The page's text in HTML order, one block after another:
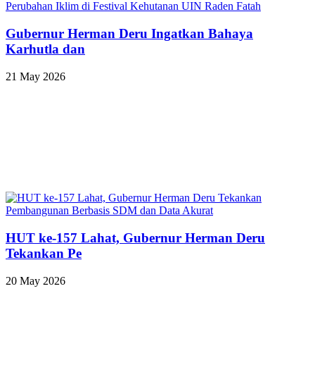
Gubernur Herman Deru Ingatkan Bahaya
Karhutla dan
21 May 2026
HUT ke-157 Lahat, Gubernur Herman Deru
Tekankan Pe
20 May 2026